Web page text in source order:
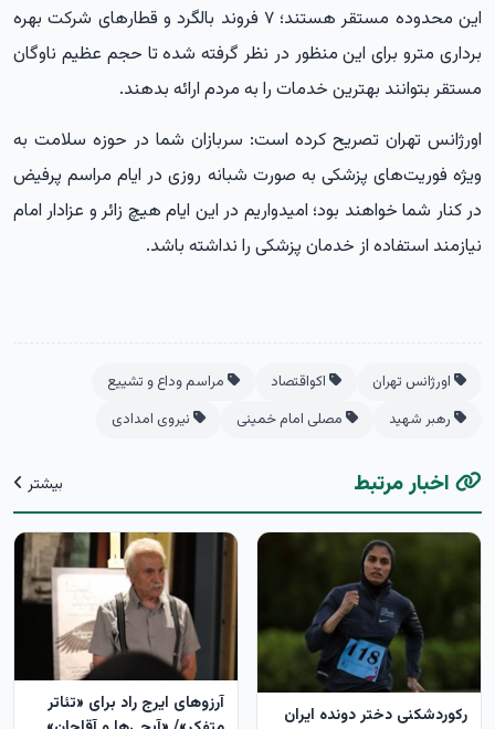
این محدوده مستقر هستند؛ ۷ فروند بالگرد و قطارهای شرکت بهره
برداری مترو برای این منظور در نظر گرفته شده تا حجم عظیم ناوگان
مستقر بتوانند بهترین خدمات را به مردم ارائه بدهند.
اورژانس تهران تصریح کرده است: سربازان شما در حوزه سلامت به
ویژه فوریت‌های پزشکی به صورت شبانه روزی در ایام مراسم پرفیض
در کنار شما خواهند بود؛ امیدواریم در این ایام هیچ زائر و عزادار امام
نیازمند استفاده از خدمان پزشکی را نداشته باشد.
اورژانس تهران اکواقتصاد
مراسم وداع و تشییع
رهبر شهید
مصلی امام خمینی نیروی امدادی
اخبار مرتبط بیشتر
رکوردشکنی دختر دونده ایران
آرزوهای ایرج راد برای «تئاتر